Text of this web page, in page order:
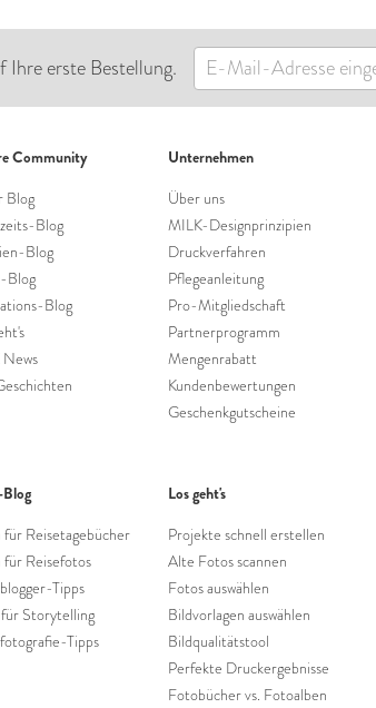
Ihre erste Bestellung.
Community
Blog
Blog
Blog
Blog
Blog
Unternehmen
Über uns
MILK-Designprinzipien
Druckverfahren
Pflegeanleitung
Pro-Mitgliedschaft
Partnerprogramm
Mengenrabatt
Kundenbewertungen
Geschenkgutscheine
Blog
für Reisetagebücher
für Reisefotos
Tipps
Storytelling
Tipps
Los geht's
Projekte schnell erstellen
Alte Fotos scannen
Fotos auswählen
Bildvorlagen auswählen
Bildqualitätstool
Perfekte Druckergebnisse
Fotobücher vs. Fotoalben